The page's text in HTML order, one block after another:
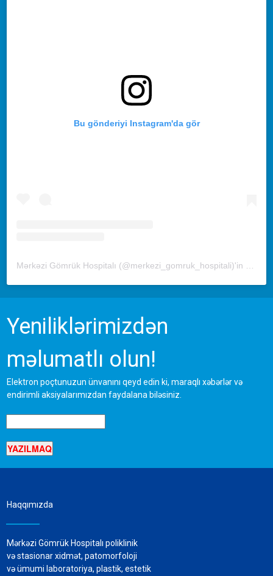
Bu gönderiyi Instagram'da gör
Mərkəzi Gömrük Hospitalı (@merkezi_gomruk_hospitali)'in paylaştığı bir gönderi
Yeniliklərimizdən
məlumatlı olun!
Elektron poçtunuzun ünvanını qeyd edin ki, maraqlı xəbərlər və
endirimli aksiyalarımızdan faydalana biləsiniz.
Haqqımızda
Mərkəzi Gömrük Hospitalı poliklinik
və stasionar xidmət, patomorfoloji
və ümumi laboratoriya, plastik, estetik